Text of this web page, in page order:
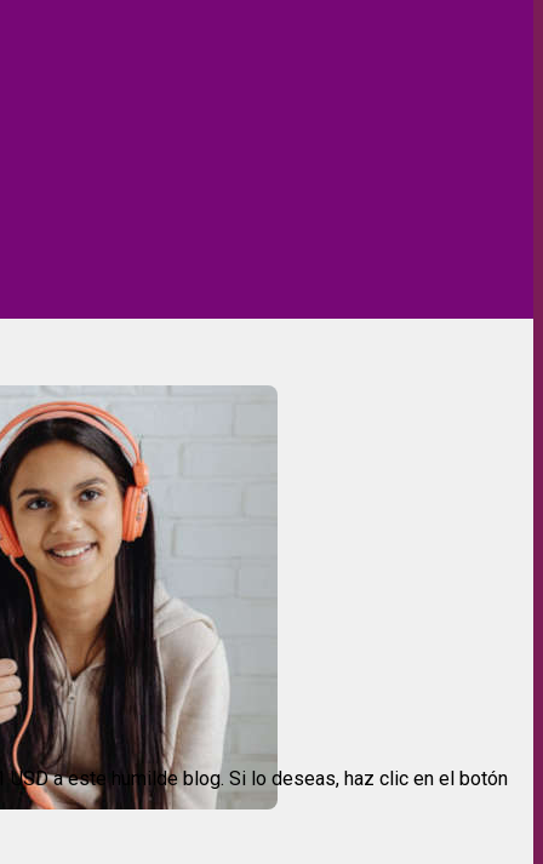
USD a este humilde blog. Si lo deseas, haz clic en el botón